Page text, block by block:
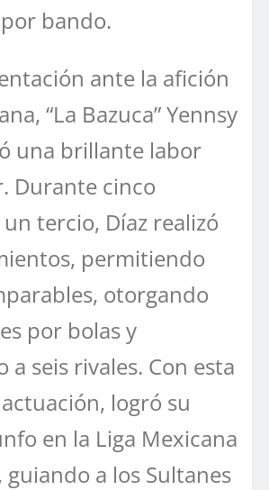
bando.
ante la afición
“La Bazuca” Yennsy
una brillante labor
Durante cinco
tercio, Díaz realizó
permitiendo
otorgando
por bolas y
a seis rivales. Con esta
logró su
en la Liga Mexicana
guiando a los Sultanes